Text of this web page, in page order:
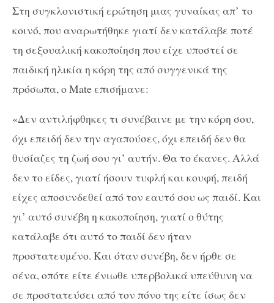
Στη συγκλονιστική ερώτηση μιας γυναίκας απ’ το
κοινό, που αναρωτήθηκε γιατί δεν κατάλαβε ποτέ
τη σεξουαλική κακοποίηση που είχε υποστεί σε
παιδική ηλικία η κόρη της από συγγενικά της
πρόσωπα, ο Mate επισήμανε:
«Δεν αντιλήφθηκες τι συνέβαινε με την κόρη σου,
όχι επειδή δεν την αγαπούσες, όχι επειδή δεν θα
θυσίαζες τη ζωή σου γι’ αυτήν. Θα το έκανες. Αλλά
δεν το είδες, γιατί ήσουν τυφλή και κουφή, πειδή
είχες αποσυνδεθεί από τον εαυτό σου ως παιδί. Και
γι’ αυτό συνέβη η κακοποίηση, γιατί ο θύτης
κατάλαβε ότι αυτό το παιδί δεν ήταν
προστατευμένο. Και όταν συνέβη, δεν ήρθε σε
σένα, οπότε είτε ένιωθε υπερβολικά υπεύθυνη να
σε προστατεύσει από τον πόνο της είτε ίσως δεν